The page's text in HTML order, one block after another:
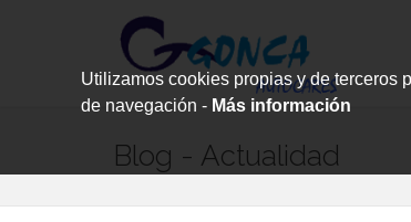
Utilizamos cookies propias y de terceros
de navegación - Más información
Blog - Actualidad